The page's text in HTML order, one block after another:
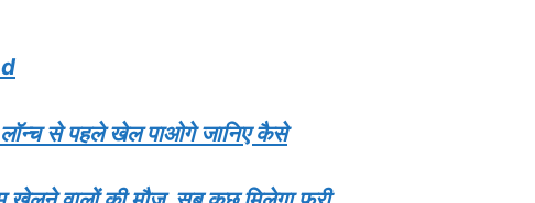
से पहले खेल पाओगे जानिए कैसे